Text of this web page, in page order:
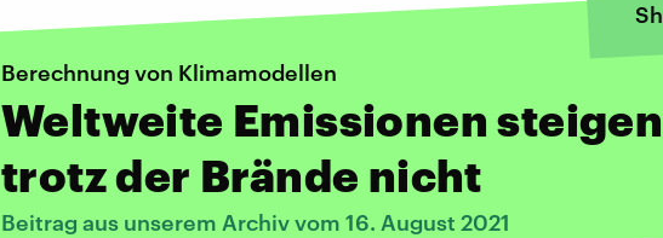
Berechnung von Klimamodellen
Weltweite Emissionen steigen
trotz der Brände nicht
Beitrag aus unserem Archiv vom 16. August 2021